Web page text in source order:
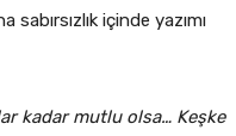
içinde yazımı
kadar mutlu olsa… Keşke